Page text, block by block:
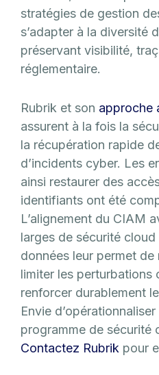
stratégies de gestion
s’adapter à la diversité
préservant visibilité,
réglementaire.
Rubrik et son approche
assurent à la fois la
la récupération rapide
d’incidents cyber. Les
ainsi restaurer des
identifiants ont été
L’alignement du CIAM
larges de sécurité
données leur permet
limiter les perturbations
renforcer durablement
Envie
programme de sécurité
Contactez Rubrik pour